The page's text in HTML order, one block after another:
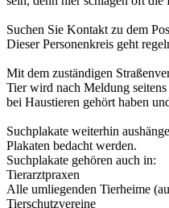
Suchen Sie Kontakt zu dem
Dieser Personenkreis geht
Mit dem zuständigen
Tier wird nach Meldung
bei Haustieren gehört haben
Suchplakate weiterhin
Plakaten bedacht werden.
Suchplakate gehören auch in:
Tierarztpraxen
Alle umliegenden Tierheime
Tierschutzvereine